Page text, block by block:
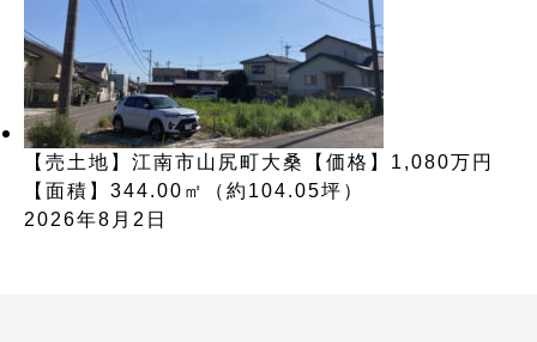
【売土地】江南市山尻町大桑【価格】1,080万円
【面積】344.00㎡（約104.05坪）
2026年8月2日